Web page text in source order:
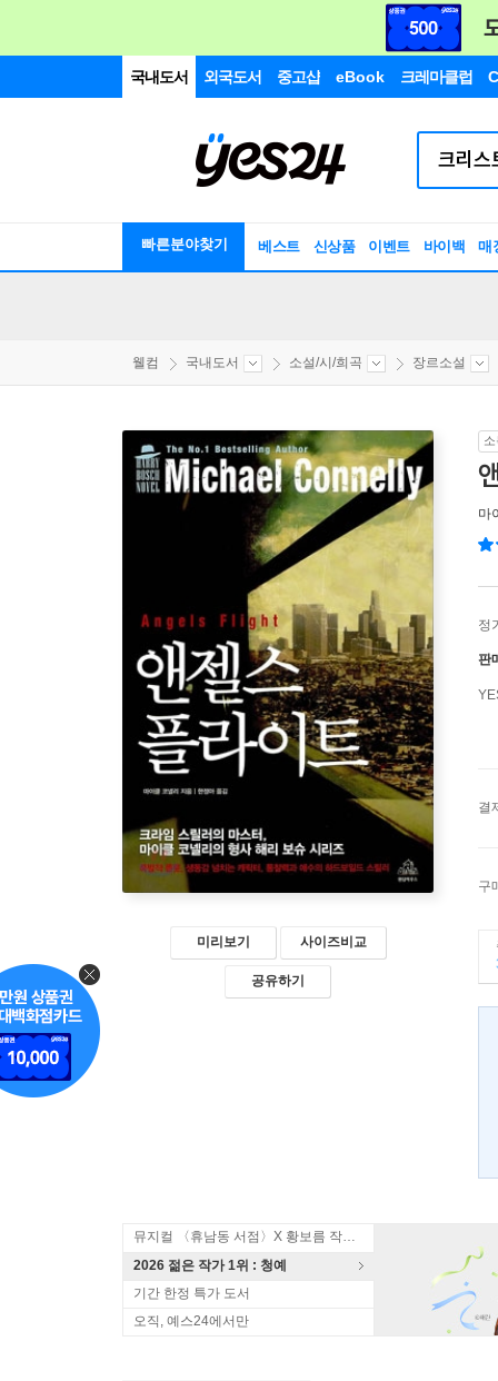
국내도서 외국도서 중고샵 eBook 크레마클럽
빠른분야찾기 베스트 신상품 이벤트 바이백 매
웰컴 국내도서 소설/시/희곡 장르소설
미리보기 사이즈비교
공유하기
마
정
판
결
구
뮤지컬 〈휴남동 서점〉X 황보름 작가 북토크
2026 젊은 작가 1위 : 청예
기간 한정 특가 도서
오직, 예스24에서만